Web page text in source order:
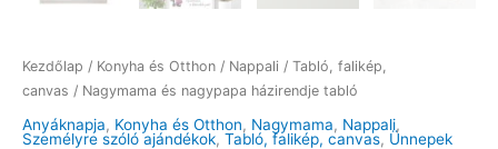
Kezdőlap / Konyha és Otthon / Nappali / Tabló, falikép,
canvas / Nagymama és nagypapa házirendje tabló
Anyáknapja, Konyha és Otthon, Nagymama, Nappali,
Személyre szóló ajándékok, Tabló, falikép, canvas, Ünnepek